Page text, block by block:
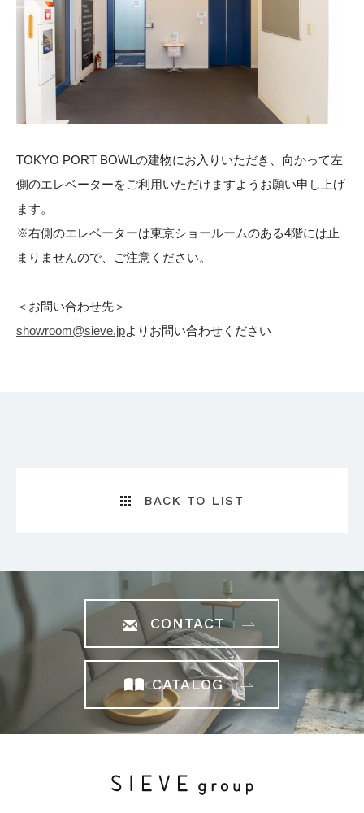
TOKYO PORT BOWLの建物にお入りいただき、向かって左
側のエレベーターをご利用いただけますようお願い申し上げ
ます。
※右側のエレベーターは東京ショールームのある4階には止
まりませんので、ご注意ください。
＜お問い合わせ先＞
showroom@sieve.jpよりお問い合わせください
BACK TO LIST
CONTACT
CATALOG